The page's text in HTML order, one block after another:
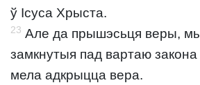
ў Ісуса Хрыста.
23 Але да прышэсьця веры,
замкнутыя пад вартаю закона
мела адкрыцца вера.